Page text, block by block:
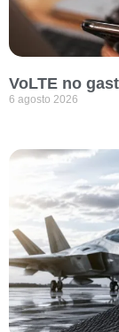
VoLTE no
6 agosto 2026